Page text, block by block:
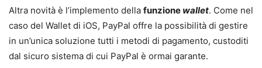
Altra novità è l’implemento della funzione wallet. Come nel
caso del Wallet di iOS, PayPal offre la possibilità di gestire
in un’unica soluzione tutti i metodi di pagamento, custoditi
dal sicuro sistema di cui PayPal è ormai garante.